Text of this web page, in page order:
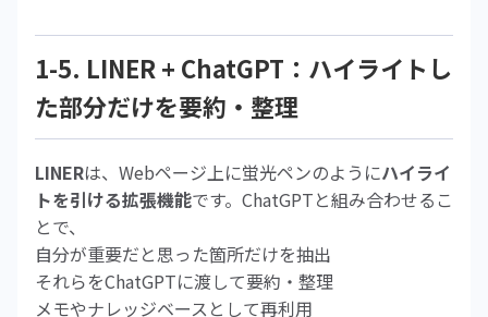
1-5. LINER + ChatGPT：ハイライトし
た部分だけを要約・整理
LINERは、Webページ上に蛍光ペンのようにハイライ
トを引ける拡張機能です。ChatGPTと組み合わせるこ
とで、
自分が重要だと思った箇所だけを抽出
それらをChatGPTに渡して要約・整理
メモやナレッジベースとして再利用